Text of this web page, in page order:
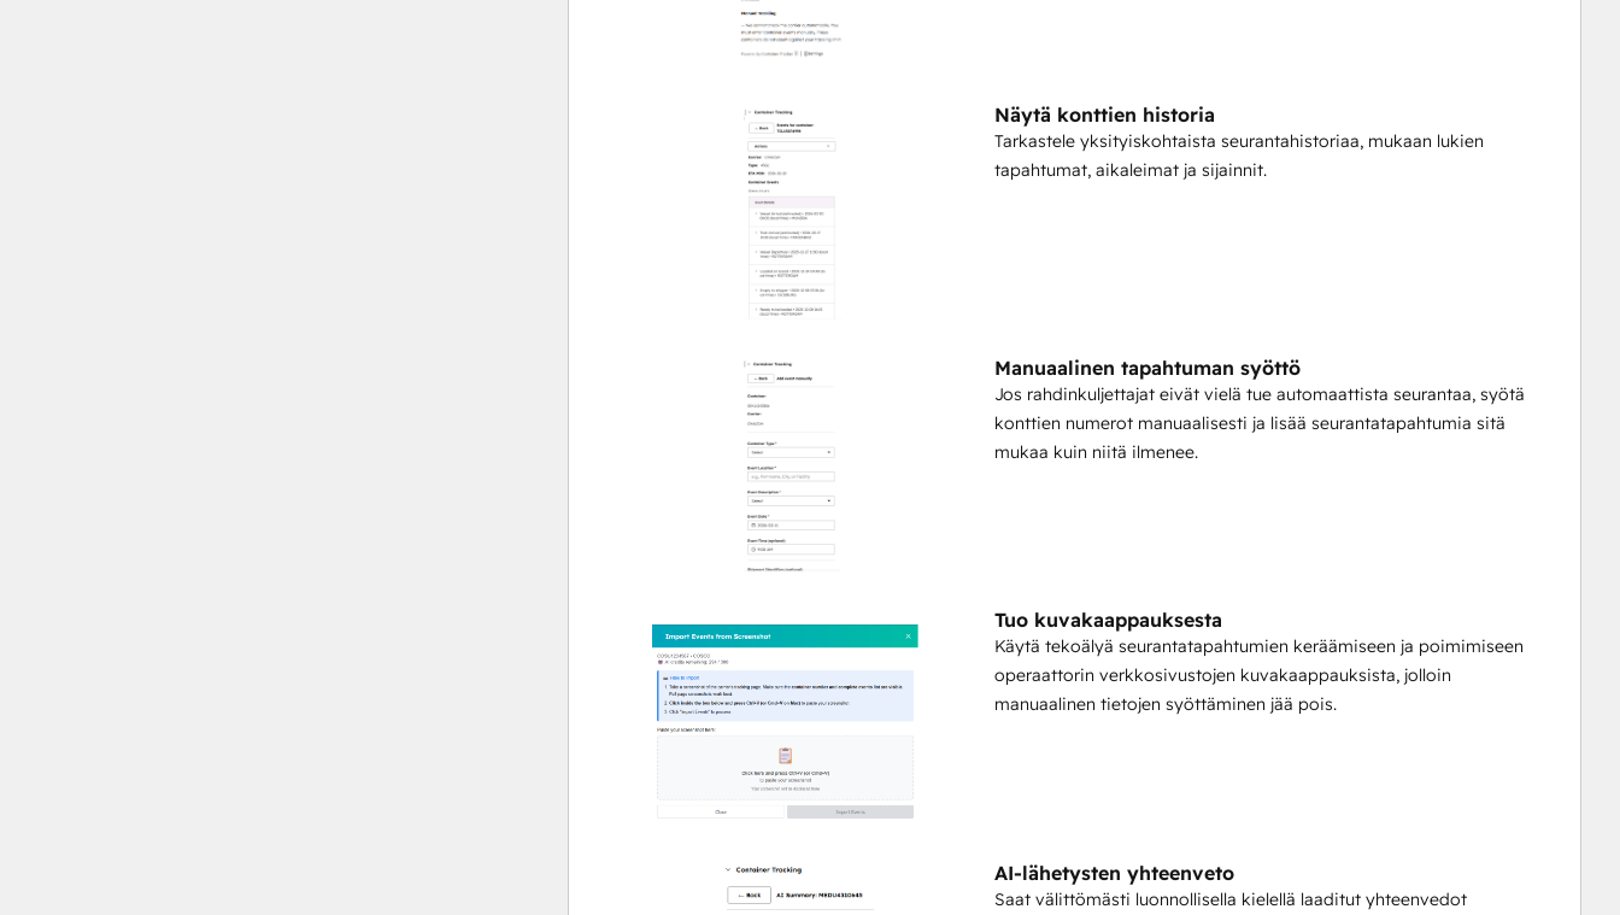
Näytä konttien historia
Tarkastele yksityiskohtaista seurantahistoriaa, mukaan lukien
tapahtumat, aikaleimat ja sijainnit.
Manuaalinen tapahtuman syöttö
Jos rahdinkuljettajat eivät vielä tue automaattista seurantaa, syötä
konttien numerot manuaalisesti ja lisää seurantatapahtumia sitä
mukaa kuin niitä ilmenee.
Tuo kuvakaappauksesta
Käytä tekoälyä seurantatapahtumien keräämiseen ja poimimiseen
operaattorin verkkosivustojen kuvakaappauksista, jolloin
manuaalinen tietojen syöttäminen jää pois.
AI-lähetysten yhteenveto
Saat välittömästi luonnollisella kielellä laaditut yhteenvedot